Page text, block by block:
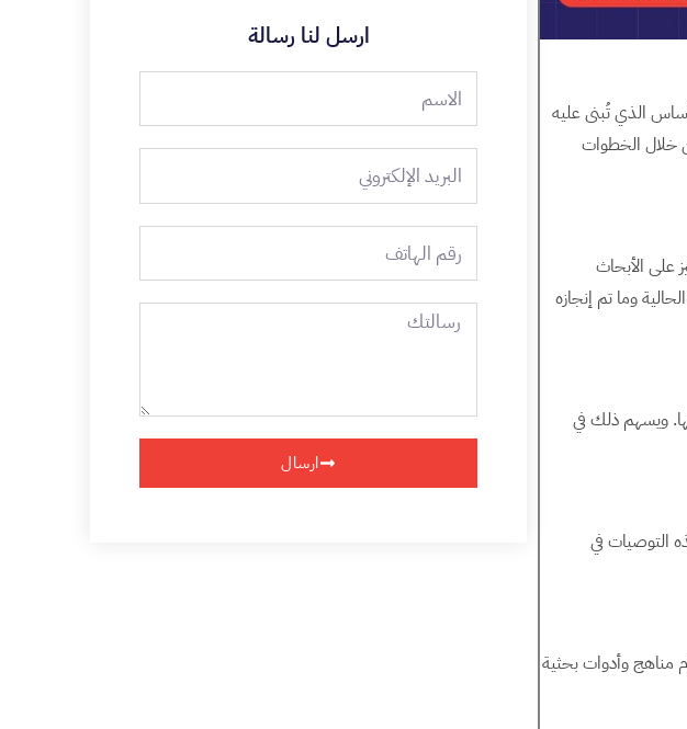
الذي تُبنى عليه
خلال الخطوات
على الأبحاث
وما تم إنجازه
ويسهم ذلك في
التوصيات في
مناهج وأدوات بحثية
ارسل لنا رسالة
الاسم
البريد
الإلكتروني
الهاتف
رسالتك
ارسال